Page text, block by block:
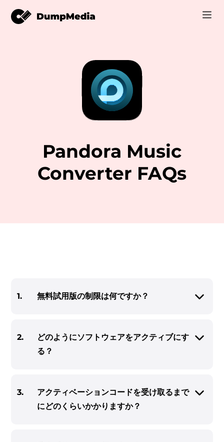
Free Video Converter
Free Video Editor
Free PDF Compress
サポート
ログイン
サインアップ
Pandora Music
Converter FAQs
1. 無料試用版の制限は何ですか？
2.
どのようにソフトウェアをアクティブにす
る？
3.
アクティベーションコードを受け取るまで
にどのくらいかかりますか？